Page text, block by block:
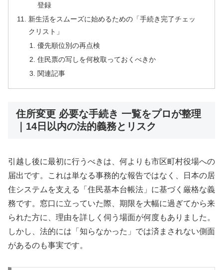
登録
新生活をスムーズに始めるための「手続き完了チェッ
クリスト」
優先順位別の再点検
住民票の写しを何枚取っておくべきか
関連記事
住所変更 必要な手続き 一覧をプロが整理
｜14日以内の法的義務とリスク
引越し後に最初に行うべきは、何よりも市区町村役場への
届出です。これは単なる事務的な報告ではなく、日本の居
住システムを支える「住民基本台帳法」に基づく厳格な義
務です。窓口に立っていた際、期限を大幅に過ぎてから来
られた方に、理由を詳しく伺う場面が何度もありました。
しかし、法的には「知らなかった」では済まされない側面
があるのも事実です。